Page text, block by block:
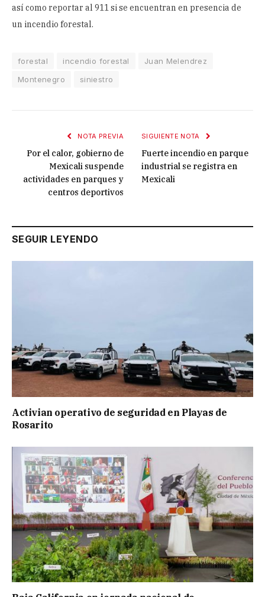
así como reportar al 911 si se encuentran en presencia de
un incendio forestal.
forestal incendio forestal
Juan Melendrez
Montenegro
siniestro
NOTA PREVIA
Por el calor, gobierno de
Mexicali suspende
actividades en parques y
centros deportivos
SIGUIENTE NOTA
Fuerte incendio en parque
industrial se registra en
Mexicali
SEGUIR LEYENDO
Activian operativo de seguridad en Playas de
Rosarito